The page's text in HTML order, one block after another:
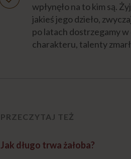
wpłynęło na to kim są.
jakieś jego dzieło,
po latach dostrzegamy
charakteru, talenty
PRZECZYTAJ TEŻ
Jak długo trwa żałoba?